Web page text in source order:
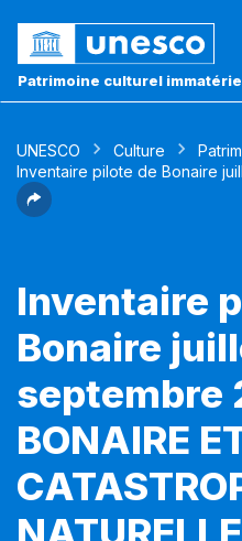
Patrimoine culturel
UNESCO Culture
Inventaire pilote de Bonaire
Inventaire
Bonaire
septembre
BONAIRE